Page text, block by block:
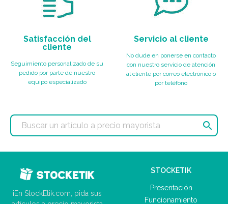
Satisfacción del
cliente
Seguimiento personalizado de su
pedido por parte de nuestro
equipo especializado
Servicio al cliente
No dude en ponerse en contacto
con nuestro servicio de atención
al cliente por correo electrónico o
por teléfono

¡En StockEtik.com, pida sus
STOCKETIK
Presentación
Funcionamiento